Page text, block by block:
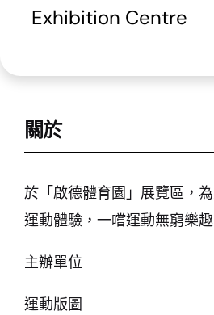
關於
於「啟德體育園」展覽區，
運動體驗，一嚐運動無窮樂趣
主辦單位
運動版圖
Exhibition Centre